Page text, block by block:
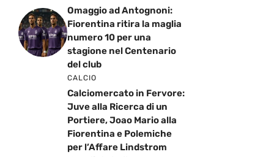
Omaggio ad Antognoni:
Fiorentina ritira la maglia
numero 10 per una
stagione nel Centenario
del club
CALCIO
Calciomercato in Fervore:
Juve alla Ricerca di un
Portiere, Joao Mario alla
Fiorentina e Polemiche
per l’Affare Lindstrom